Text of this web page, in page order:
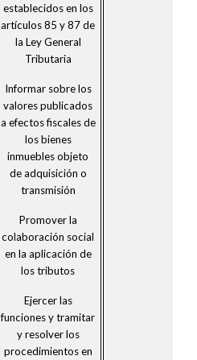
establecidos en los
artículos 85 y 87 de
la Ley General
Tributaria
Informar sobre los
valores publicados
a efectos fiscales de
los bienes
inmuebles objeto
de adquisición o
transmisión
Promover la
colaboración social
en la aplicación de
los tributos
Ejercer las
funciones y tramitar
y resolver los
procedimientos en